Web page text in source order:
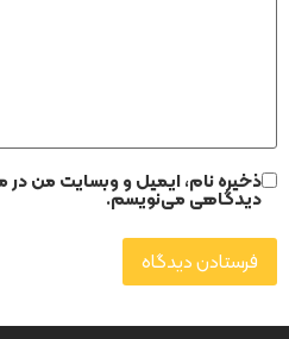
ذخیره نام، ایمیل و وبسایت من در
دیدگاهی می‌نویسم.